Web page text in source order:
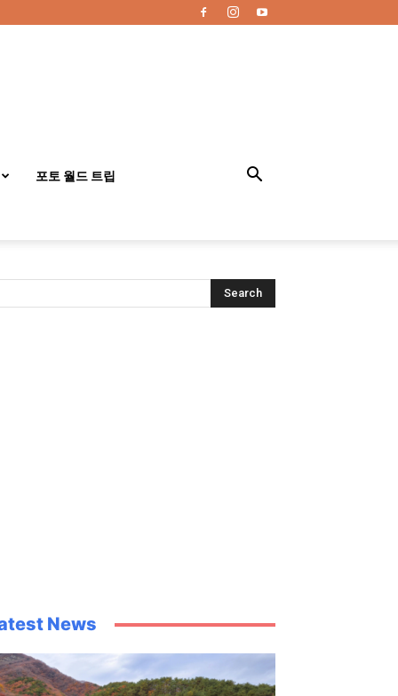
포토 월드 트립
News